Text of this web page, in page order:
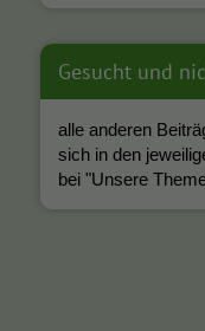
Gesucht und
alle anderen
sich in den
bei "Unsere